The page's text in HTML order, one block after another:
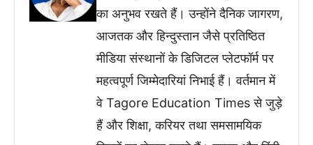
का अनुभव रखते हैं। उन्होंने दैनिक जागरण,
आजतक और हिन्दुस्तान जैसे प्रतिष्ठित
मीडिया संस्थानों के डिजिटल प्लेटफॉर्म पर
महत्वपूर्ण जिम्मेदारियां निभाई हैं। वर्तमान में
वे Tagore Education Times से जुड़े
हैं और शिक्षा, करियर तथा समसामयिक